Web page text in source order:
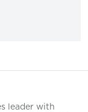
leader with